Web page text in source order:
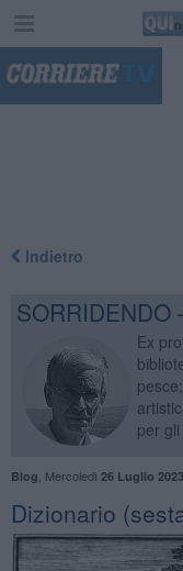
Indietro
Ex
per
Blog Mercoledì 26 Luglio 2023
Dizionario